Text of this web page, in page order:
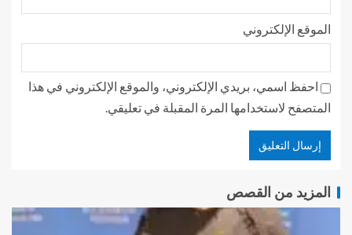
الموقع الإلكتروني
احفظ اسمي، بريدي الإلكتروني، والموقع الإلكتروني في هذا
المتصفح لاستخدامها المرة المقبلة في تعليقي.
المزيد من القصص